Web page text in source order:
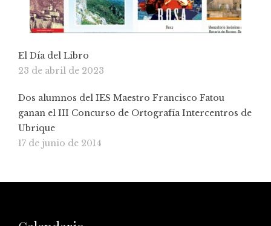
El Día del Libro
23 de abril de 2023
Dos alumnos del IES Maestro Francisco Fatou
ganan el III Concurso de Ortografía Intercentros de
Ubrique
17 de junio de 2014